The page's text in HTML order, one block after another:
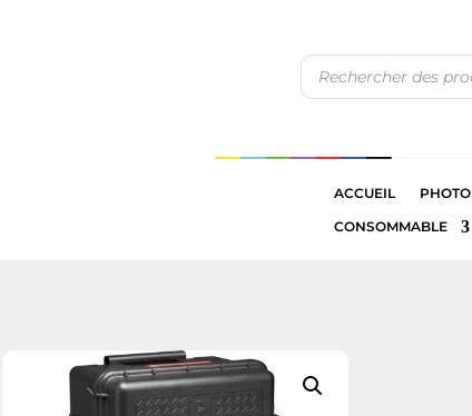
Recherche
de
produits
ACCUEIL PHOTO
CONSOMMABLE